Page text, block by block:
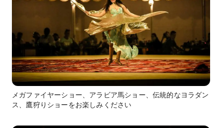
メガファイヤーショー、アラビア馬ショー、伝統的なヨラダン
ス、鷹狩りショーをお楽しみください